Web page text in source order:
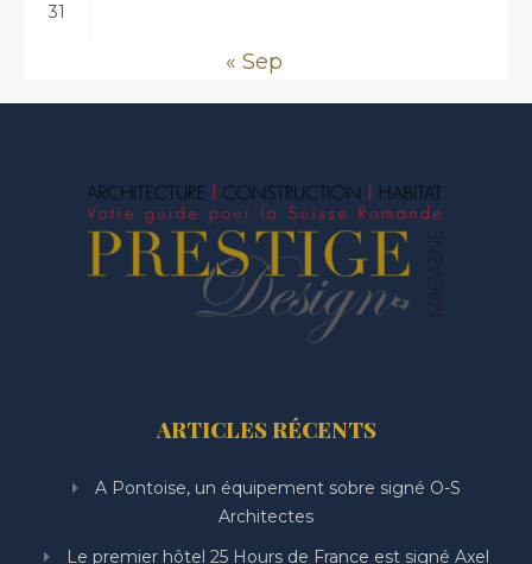
31
« Sep
ARTICLES RÉCENTS
A Pontoise, un équipement sobre signé O-S
Architectes
Le premier hôtel 25 Hours de France est signé Axel